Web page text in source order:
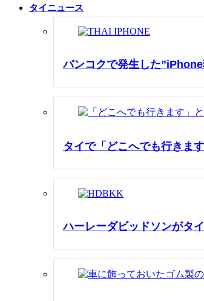
タイニュース
バンコクで発生した
タイで「どこへでも行きま
ハーレーダビッドソンがタ